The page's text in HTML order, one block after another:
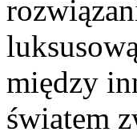
między
światem